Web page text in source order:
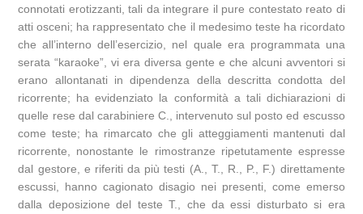
connotati erotizzanti, tali da integrare il pure contestato reato di
atti osceni; ha rappresentato che il medesimo teste ha ricordato
che all’interno dell’esercizio, nel quale era programmata una
serata “karaoke”, vi era diversa gente e che alcuni avventori si
erano allontanati in dipendenza della descritta condotta del
ricorrente; ha evidenziato la conformità a tali dichiarazioni di
quelle rese dal carabiniere C., intervenuto sul posto ed escusso
come teste; ha rimarcato che gli atteggiamenti mantenuti dal
ricorrente, nonostante le rimostranze ripetutamente espresse
dal gestore, e riferiti da più testi (A., T., R., P., F.) direttamente
escussi, hanno cagionato disagio nei presenti, come emerso
dalla deposizione del teste T., che da essi disturbato si era